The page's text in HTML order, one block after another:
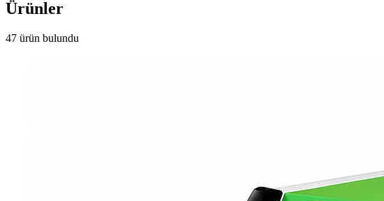
Ürünler
47 ürün bulundu